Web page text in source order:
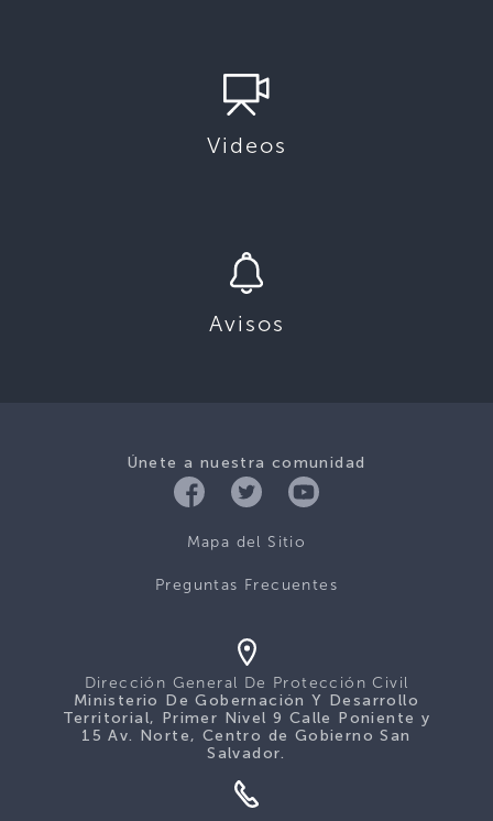
Videos
Avisos
Únete a nuestra comunidad
Mapa del Sitio
Preguntas Frecuentes
Dirección General De Protección Civil
Ministerio De Gobernación Y Desarrollo
Territorial, Primer Nivel 9 Calle Poniente y
15 Av. Norte, Centro de Gobierno San
Salvador.